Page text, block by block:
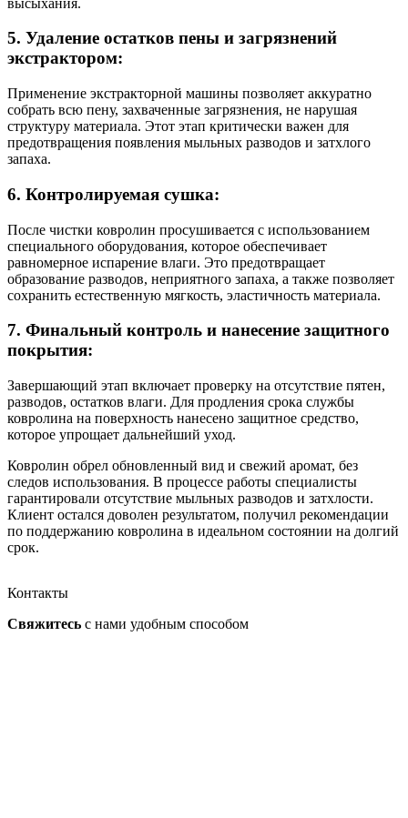
5. Удаление остатков пены и загрязнений
экстрактором:
Применение экстракторной машины позволяет аккуратно
собрать всю пену, захваченные загрязнения, не нарушая
структуру материала. Этот этап критически важен для
предотвращения появления мыльных разводов и затхлого
запаха.
6. Контролируемая сушка:
После чистки ковролин просушивается с использованием
специального оборудования, которое обеспечивает
равномерное испарение влаги. Это предотвращает
образование разводов, неприятного запаха, а также позволяет
сохранить естественную мягкость, эластичность материала.
7. Финальный контроль и нанесение защитного
покрытия:
Завершающий этап включает проверку на отсутствие пятен,
разводов, остатков влаги. Для продления срока службы
ковролина на поверхность нанесено защитное средство,
которое упрощает дальнейший уход.
Ковролин обрел обновленный вид и свежий аромат, без
следов использования. В процессе работы специалисты
гарантировали отсутствие мыльных разводов и затхлости.
Клиент остался доволен результатом, получил рекомендации
по поддержанию ковролина в идеальном состоянии на долгий
срок.
Контакты
Свяжитесь с нами удобным способом